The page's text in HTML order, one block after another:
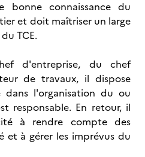
bonne connaissance du
et doit maîtriser un large
TCE.
d'entreprise, du chef
de travaux, il dispose
dans l'organisation du ou
responsable. En retour, il
à rendre compte des
et à gérer les imprévus du